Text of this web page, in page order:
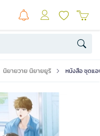
นิยายวาย นิยายยูริ หนังสือ ชุดแอ